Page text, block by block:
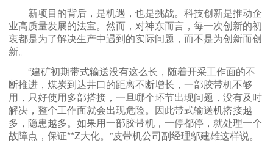
新项目的背后，是机遇，也是挑战。科技创新是推动企
业高质量发展的法宝。然而，对神东而言，每一次创新的初
衷都是为了解决生产中遇到的实际问题，而不是为创新而创
新。
“建矿初期带式输送没有这么长，随着开采工作面的不
断推进，煤炭到达井口的距离不断增长，一部胶带机不够
用，只好使用多部搭接，一旦哪个环节出现问题，没有及时
解决，整个工作面就会出现危险。因此带式输送机搭接越
多，隐患越多。如果用一部胶带机，一停都停，就处理一个
故障点，保证**Z大化。”皮带机公司副经理邬建雄这样说。